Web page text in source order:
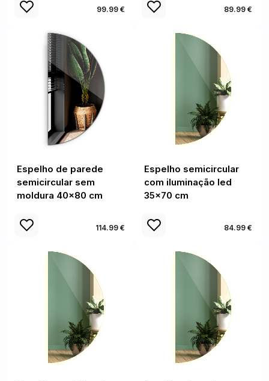
99.99 € 89.99 €
Espelho de parede
semicircular sem
moldura 40x80 cm
114.99 €
Espelho semicircular
com iluminação led
35x70 cm
84.99 €